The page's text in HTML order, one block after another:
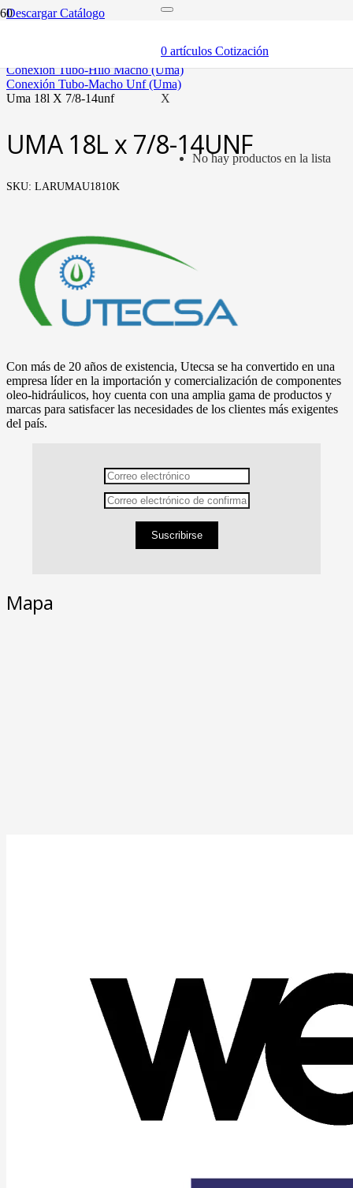
0 artículos Cotización
X
No hay productos en la lista
Descargar Catálogo
conexión tubo-hilo macho (uma)
conexión tubo-macho unf (uma)
uma 18l x 7/8-14unf
UMA 18L x 7/8-14UNF
SKU: LARUMAU1810K
Con más de 20 años de existencia, Utecsa se ha convertido en una
empresa líder en la importación y comercialización de componentes
oleo-hidráulicos, hoy cuenta con una amplia gama de productos y
marcas para satisfacer las necesidades de los clientes más exigentes
del país.
Suscribirse
Mapa